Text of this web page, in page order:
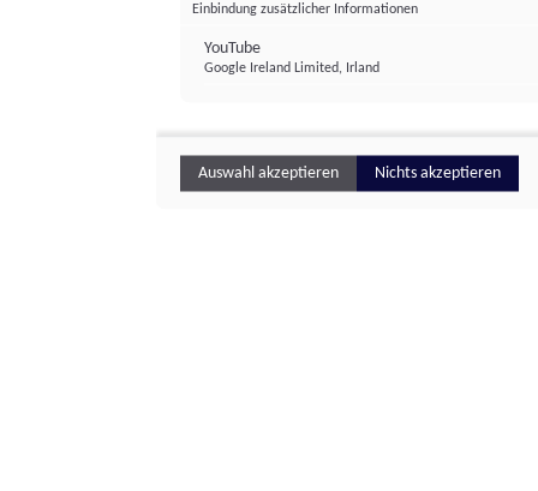
Einbindung zusätzlicher Informationen
YouTube
Google Ireland Limited, Irland
Auswahl akzeptieren Nichts akzeptieren